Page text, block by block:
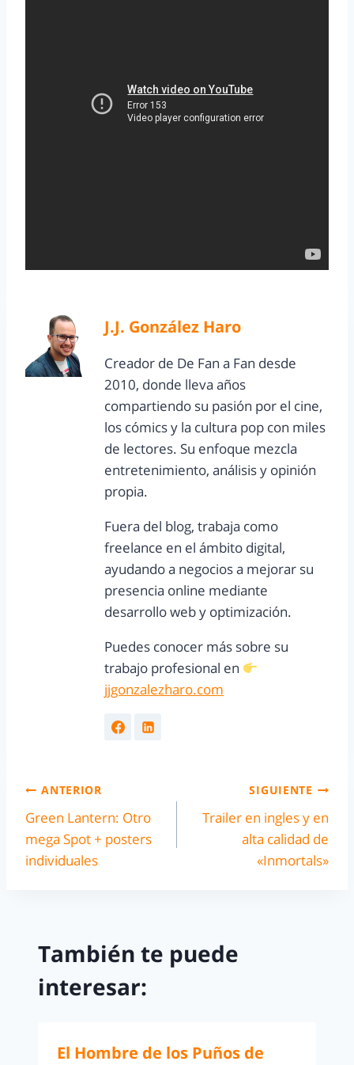
J.J. González Haro
Creador de De Fan a Fan desde
2010, donde lleva años
compartiendo su pasión por el cine,
los cómics y la cultura pop con miles
de lectores. Su enfoque mezcla
entretenimiento, análisis y opinión
propia.
Fuera del blog, trabaja como
freelance en el ámbito digital,
ayudando a negocios a mejorar su
presencia online mediante
desarrollo web y optimización.
Puedes conocer más sobre su
trabajo profesional en
jjgonzalezharo.com
ANTERIOR
Green Lantern: Otro
mega Spot + posters
individuales
SIGUIENTE
Trailer en ingles y en
alta calidad de
«Inmortals»
También te puede
interesar:
El Hombre de los Puños de